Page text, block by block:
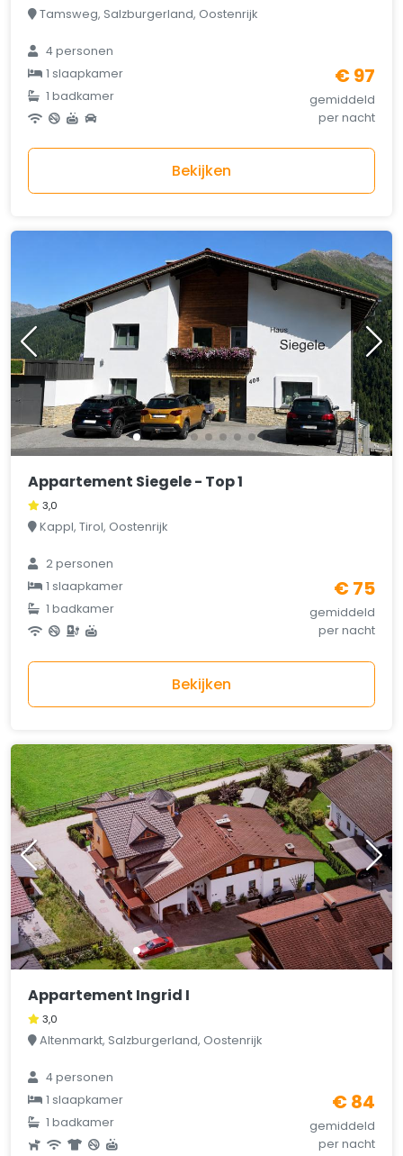
Tamsweg, Salzburgerland, Oostenrijk
4 personen
1 slaapkamer
1 badkamer
€ 97
gemiddeld
per nacht
Bekijken
Appartement Siegele - Top 1
3,0
Kappl, Tirol, Oostenrijk
2 personen
1 slaapkamer
1 badkamer
€ 75
gemiddeld
per nacht
Bekijken
Appartement Ingrid I
3,0
Altenmarkt, Salzburgerland, Oostenrijk
4 personen
1 slaapkamer
1 badkamer
€ 84
gemiddeld
per nacht